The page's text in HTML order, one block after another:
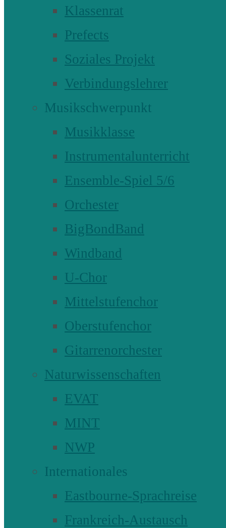
Klassenrat
Prefects
Soziales Projekt
Verbindungslehrer
Musikschwerpunkt
Musikklasse
Instrumentalunterricht
Ensemble-Spiel 5/6
Orchester
BigBondBand
Windband
U-Chor
Mittelstufenchor
Oberstufenchor
Gitarrenorchester
Naturwissenschaften
EVAT
MINT
NWP
Internationales
Eastbourne-Sprachreise
Frankreich-Austausch